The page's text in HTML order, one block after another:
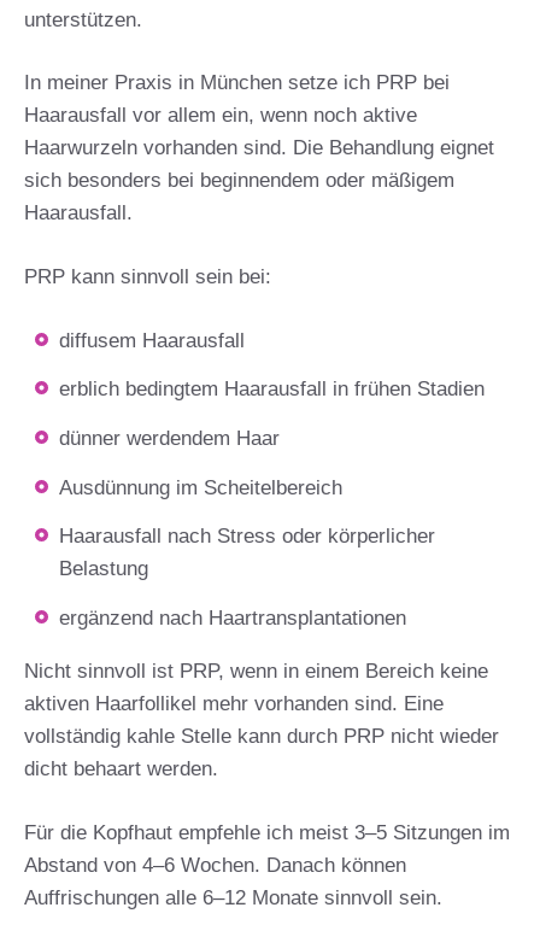
unterstützen.
In meiner Praxis in München setze ich PRP bei
Haarausfall vor allem ein, wenn noch aktive
Haarwurzeln vorhanden sind. Die Behandlung eignet
sich besonders bei beginnendem oder mäßigem
Haarausfall.
PRP kann sinnvoll sein bei:
diffusem Haarausfall
erblich bedingtem Haarausfall in frühen Stadien
dünner werdendem Haar
Ausdünnung im Scheitelbereich
Haarausfall nach Stress oder körperlicher
Belastung
ergänzend nach Haartransplantationen
Nicht sinnvoll ist PRP, wenn in einem Bereich keine
aktiven Haarfollikel mehr vorhanden sind. Eine
vollständig kahle Stelle kann durch PRP nicht wieder
dicht behaart werden.
Für die Kopfhaut empfehle ich meist 3–5 Sitzungen im
Abstand von 4–6 Wochen. Danach können
Auffrischungen alle 6–12 Monate sinnvoll sein.